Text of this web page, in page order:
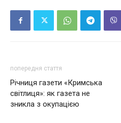
попередня стаття
Річниця газети «Кримська
світлиця»: як газета не
зникла з окупацією